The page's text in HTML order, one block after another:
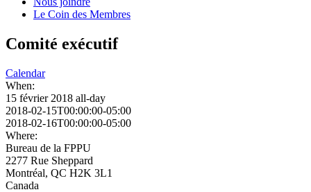
Le Coin des Membres
Comité exécutif
Calendar
When:
15 février 2018 all-day
2018-02-15T00:00:00-05:00
2018-02-16T00:00:00-05:00
Where:
Bureau de la FPPU
2277 Rue Sheppard
Montréal, QC H2K 3L1
Canada